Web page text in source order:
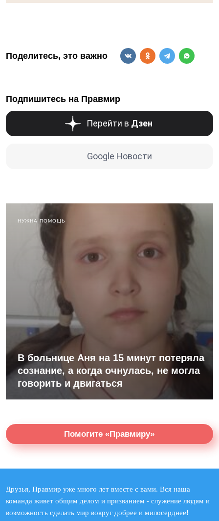
Поделитесь, это важно
Подпишитесь на Правмир
Перейти в Дзен
Google Новости
НУЖНА ПОМОЩЬ
В больнице Аня на 15 минут потеряла
сознание, а когда очнулась, не могла
говорить и двигаться
Помогите «Правмиру»
Друзья, Правмир уже много лет вместе с вами. Вся наша
команда живет общим делом и призванием - служение людям и
возможность сделать мир вокруг добрее и милосерднее!